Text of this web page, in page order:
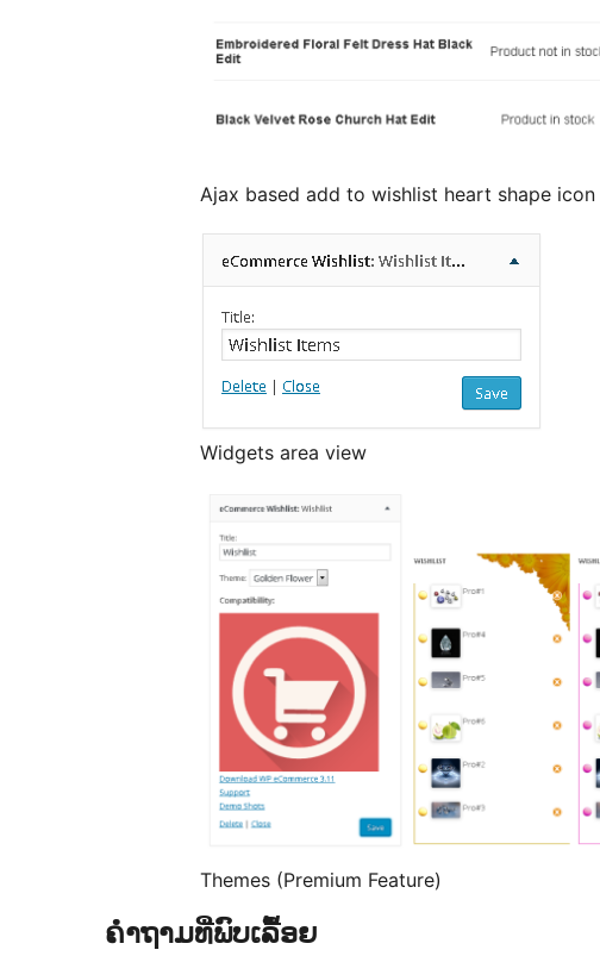
Ajax based add to wishlist heart shape icon
Widgets area view
Themes (Premium Feature)
ຄຳຖາມທີ່ພົບເລື້ອຍ